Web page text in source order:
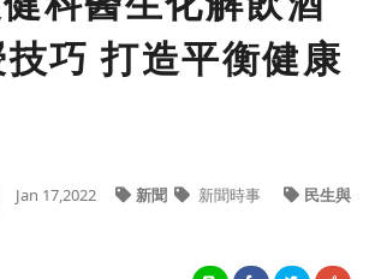
巧 打造平衡健康
Jan 17,2022 新聞 新聞時事 民生與